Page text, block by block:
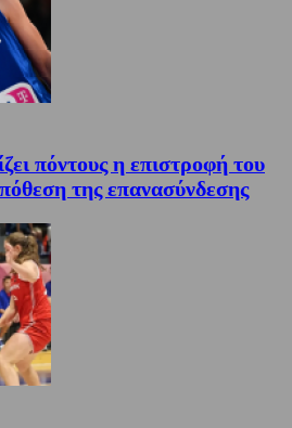
πόντους η επιστροφή του
της επανασύνδεσης